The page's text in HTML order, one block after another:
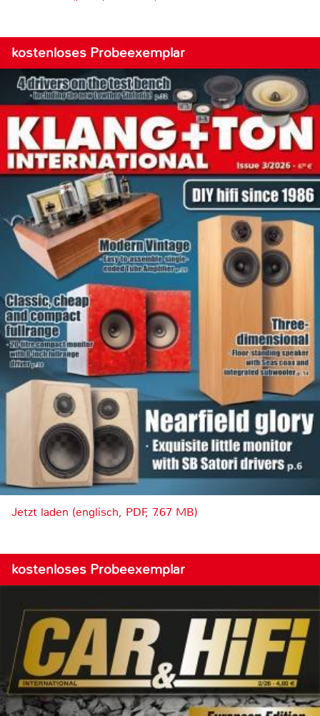
kostenloses Probeexemplar
Jetzt laden (englisch, PDF, 7.67 MB)
kostenloses Probeexemplar